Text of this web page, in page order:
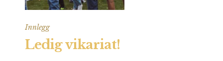
Innlegg
Ledig vikariat!